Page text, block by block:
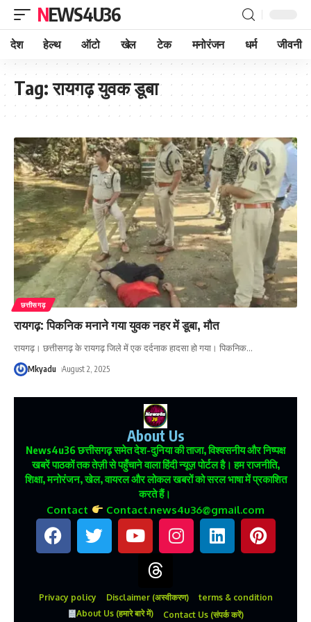
NEWS4U36
देश हेल्थ ऑटो खेल टेक मनोरंजन धर्म जीवनी
Tag:रायगढ़ युवक डूबा
छत्तीसगढ़
रायगढ़: पिकनिक मनाने गया युवक नहर में डूबा, मौत
रायगढ़। छत्तीसगढ़ के रायगढ़ जिले में एक दर्दनाक हादसा हो गया। पिकनिक…
Mkyadu August 2, 2025
About Us
News4u36छत्तीसगढ़ समेत देश-दुनिया की ताजा, विश्वसनीय और निष्पक्ष
खबरें पाठकों तक तेज़ी से पहुँचाने वाला हिंदी न्यूज़ पोर्टल है। हम राजनीति,
शिक्षा, मनोरंजन, खेल, वायरल और लोकल खबरों को सरल भाषा में प्रकाशित
करते हैं।
Contact Contact.news4u36@gmail.com
Privacy policy Disclaimer (अस्वीकरण)
terms & condition
About Us (हमारे बारे में)
Contact Us (संपर्क करें)